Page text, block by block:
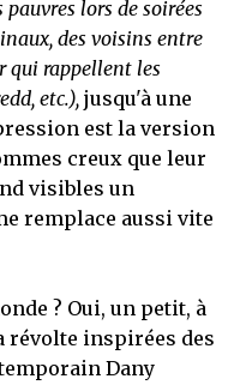
lors de soirées
des voisins entre
qui rappellent les
etc.), jusqu'à une
est la version
creux que leur
visibles un
remplace aussi vite
? Oui, un petit, à
révolte inspirées des
Dany